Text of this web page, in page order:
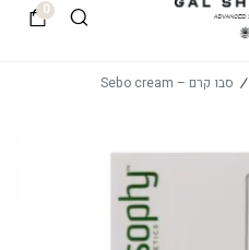
0
/ סבו קרם – Sebo cream